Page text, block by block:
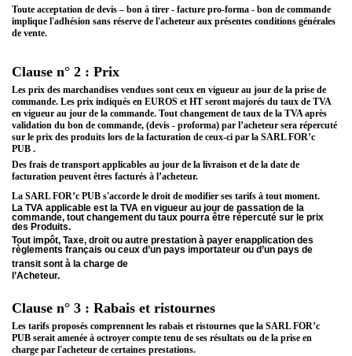
Toute acceptation de devis – bon à tirer - facture pro-forma - bon de commande
implique l'adhésion sans réserve de l'acheteur aux présentes conditions générales
de vente.
Clause n° 2 : Prix
Les prix des marchandises vendues sont ceux en vigueur au jour de la prise de
commande. Les prix indiqués en EUROS et HT seront majorés du taux de TVA
en vigueur au jour de la commande. Tout changement de taux de la TVA après
validation du bon de commande, (devis - proforma) par l’acheteur sera répercuté
sur le prix des produits lors de la facturation de ceux-ci par la SARL FOR’c
PUB .
Des frais de transport applicables au jour de la livraison et de la date de
facturation peuvent êtres facturés à l’acheteur.
La SARL FOR’c PUB s'accorde le droit de modifier ses tarifs à tout moment.
La TVA applicable est la TVA en vigueur au jour de passation de la
commande, tout changement du taux pourra être répercuté sur le prix
des Produits.
Tout impôt, Taxe, droit ou autre prestation à payer enapplication des
règlements français ou ceux d’un pays importateur ou d’un pays de
transit sont à la charge de
l’Acheteur.
Clause n° 3 : Rabais et ristournes
Les tarifs proposés comprennent les rabais et ristournes que la SARL FOR’c
PUB serait amenée à octroyer compte tenu de ses résultats ou de la prise en
charge par l'acheteur de certaines prestations.